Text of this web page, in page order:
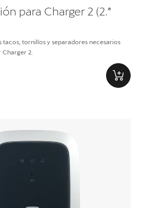
para Charger 2 (2.ª
tacos, tornillos y separadores necesarios
2.